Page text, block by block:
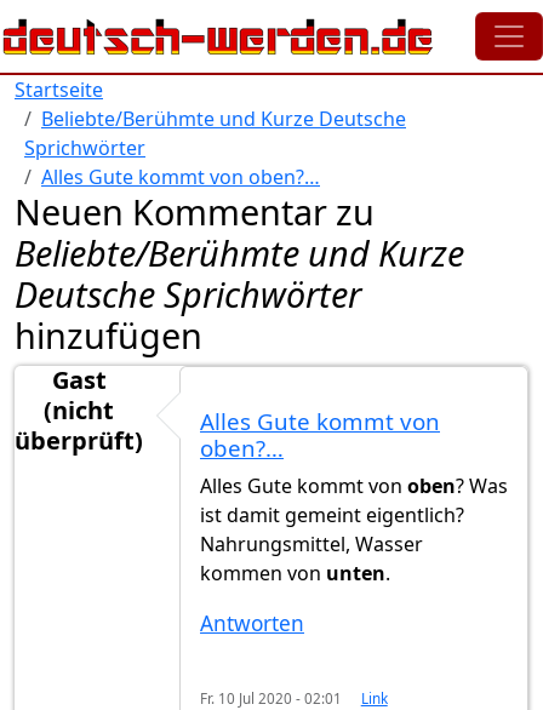
Direkt zum Inhalt
Startseite
Beliebte/Berühmte und Kurze Deutsche
Sprichwörter
Alles Gute kommt von oben?…
Neuen Kommentar zu
Beliebte/Berühmte und Kurze
Deutsche Sprichwörter
hinzufügen
Gast
(nicht
überprüft)
Alles Gute kommt von
oben?…
Alles Gute kommt von oben? Was
ist damit gemeint eigentlich?
Nahrungsmittel, Wasser
kommen von unten.
Antworten
Fr. 10 Jul 2020 - 02:01 Link